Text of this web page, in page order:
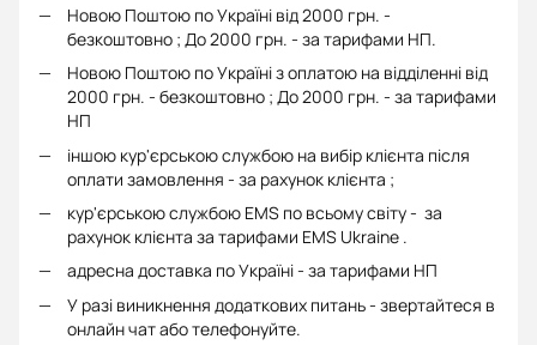
Новою Поштою по Україні від 2000 грн. -
безкоштовно ; До 2000 грн. - за тарифами НП.
Новою Поштою по Україні з оплатою на відділенні від
2000 грн. - безкоштовно ; До 2000 грн. - за тарифами
НП
іншою кур'єрською службою на вибір клієнта після
оплати замовлення - за рахунок клієнта ;
кур'єрською службою EMS по всьому світу - за
рахунок клієнта за тарифами EMS Ukraine .
адресна доставка по Україні - за тарифами НП
У разі виникнення додаткових питань - звертайтеся в
онлайн чат або телефонуйте.